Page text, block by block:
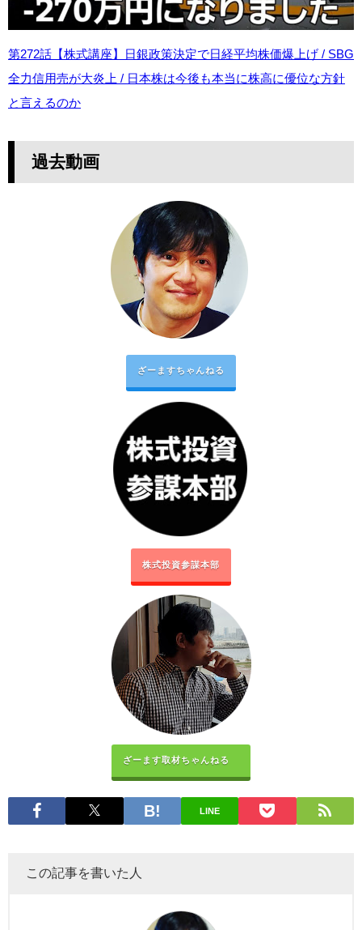
第272話【株式講座】日銀政策決定で日経平均株価爆上げ / SBG
全力信用売が大炎上 / 日本株は今後も本当に株高に優位な方針
と言えるのか
過去動画
ざーますちゃんねる
株式投資参謀本部
ざーます取材ちゃんねる
LINE
この記事を書いた人